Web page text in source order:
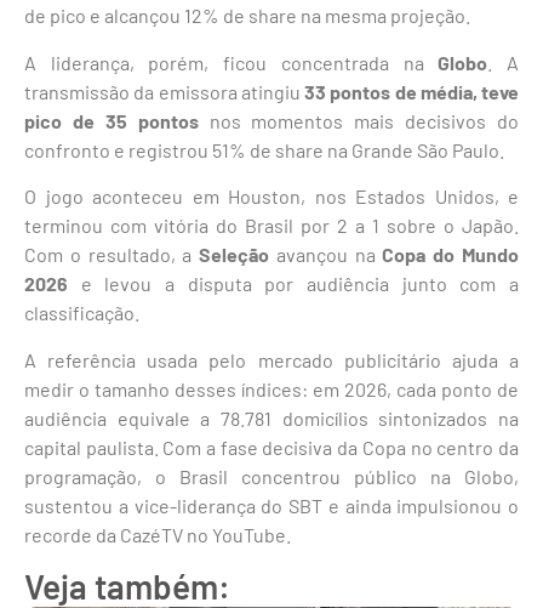
de pico e alcançou 12% de share na mesma projeção.
A liderança, porém, ficou concentrada naGlobo . A
transmissão da emissora atingiu 33 pontos de média, teve
pico de 35 pontosnos momentos mais decisivos do
confronto e registrou 51% de share na Grande São Paulo.
O jogo aconteceu em Houston, nos Estados Unidos, e
terminou com vitória do Brasil por 2 a 1 sobre o Japão.
Com o resultado, aSeleção avançou naCopa do Mundo
2026 e levou a disputa por audiência junto com a
classificação.
A referência usada pelo mercado publicitário ajuda a
medir o tamanho desses índices: em 2026, cada ponto de
audiência equivale a 78.781 domicílios sintonizados na
capital paulista. Com a fase decisiva da Copa no centro da
programação, o Brasil concentrou público na Globo,
sustentou a vice-liderança do SBT e ainda impulsionou o
recorde da CazéTV no YouTube.
Veja também: